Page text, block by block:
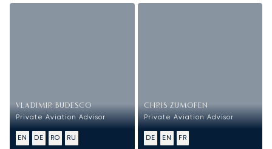
VLADIMIR BUDESCO
Private Aviation Advisor
EN DE RO RU
CHRIS ZUMOFEN
Private Aviation Advisor
DE EN FR